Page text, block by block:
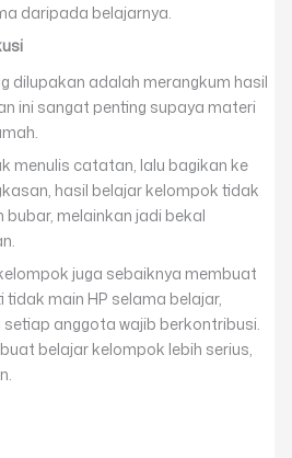
daripada belajarnya.
dilupakan adalah merangkum hasil
ini sangat penting supaya materi
menulis catatan, lalu bagikan ke
hasil belajar kelompok tidak
melainkan jadi bekal
juga sebaiknya membuat
main HP selama belajar,
anggota wajib berkontribusi.
belajar kelompok lebih serius,